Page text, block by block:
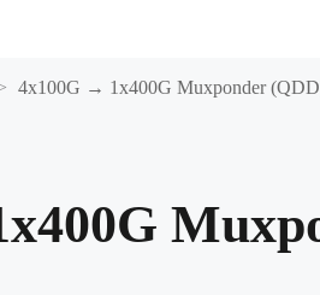
4x100G → 1x400G Muxponder